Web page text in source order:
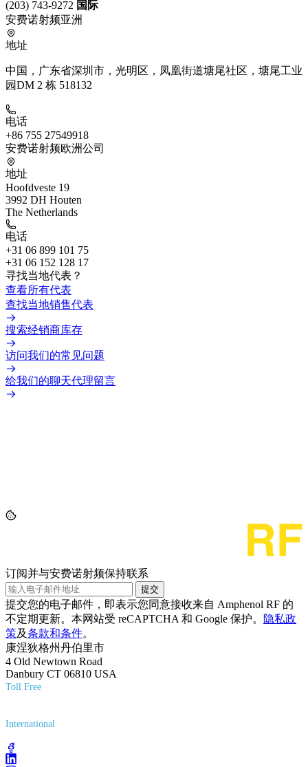
(203) 743-9272 国际
安费诺射频亚洲
地址
中国，广东省深圳市，光明区，凤凰街道塘尾社区，塘尾工业
园DM 2 栋 518132
电话
+86 755 27549918
安费诺射频欧洲公司
地址
Hoofdveste 19
3992 DH Houten
The Netherlands
电话
+31 06 899 101 75
+31 06 152 128 17
寻找当地代表？
查看所有代表
查找当地销售代表
搜索经销商库存
访问我们的常见问题
给我们的聊天代理留言
订阅并与安费诺射频保持联系
提交
提交您的电子邮件，即表示您同意接收来自 Amphenol RF 的
不定期更新。本网站受 reCAPTCHA 和 Google 保护。
隐私政
策及条款和条件。
康涅狄格州丹伯里市
4 Old Newtown Road
Danbury CT 06810 USA
Toll Free
International